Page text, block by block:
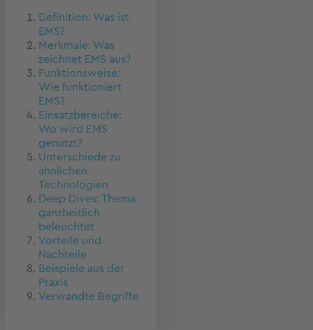
Definition: Was ist
EMS?
Merkmale: Was
zeichnet EMS aus?
Funktionsweise:
Wie funktioniert
EMS?
Einsatzbereiche:
Wo wird EMS
genutzt?
Unterschiede zu
ähnlichen
Technologien
Deep Dives: Thema
ganzheitlich
beleuchtet
Vorteile und
Nachteile
Beispiele aus der
Praxis
Verwandte Begriffe